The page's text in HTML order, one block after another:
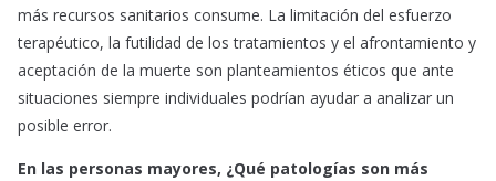
más recursos sanitarios consume. La limitación del esfuerzo
terapéutico, la futilidad de los tratamientos y el afrontamiento y
aceptación de la muerte son planteamientos éticos que ante
situaciones siempre individuales podrían ayudar a analizar un
posible error.
En las personas mayores, ¿Qué patologías son más